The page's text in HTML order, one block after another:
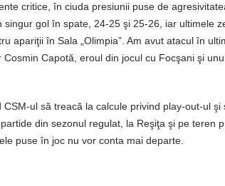
critice, în ciuda presiunii puse de
gol în spate, 24-25 şi 25-26, iar ultimele
apariţii în Sala „Olimpia”. Am avut atacul în
Capotă, eroul din jocul cu Focşani şi
ul să treacă la calcule privind play-out-ul şi
din sezonul regulat, la Reşiţa şi pe teren
puse în joc nu vor conta mai departe.